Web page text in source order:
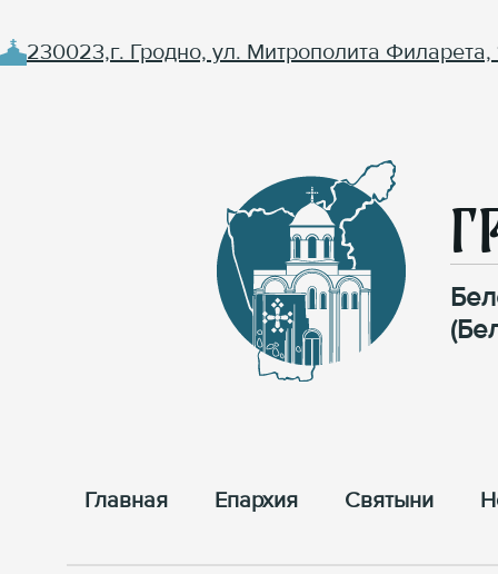
230023,г. Гродно, ул. Митрополита Филарета,
Главная Епархия Cвятыни